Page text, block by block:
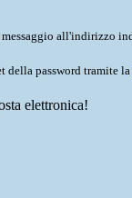
all'indirizzo
della password tramite la
elettronica!